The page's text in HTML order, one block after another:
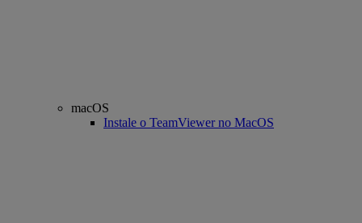
macOS
Instale o TeamViewer no MacOS